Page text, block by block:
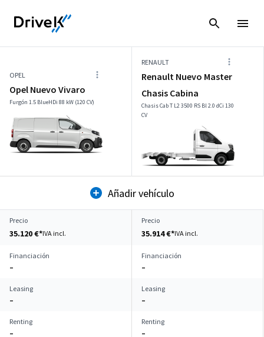
OPEL
Opel Nuevo Vivaro
Furgón 1.5 BlueHDi 88 kW (120 CV)
RENAULT
Renault Nuevo Master
Chasis Cabina
Chasis Cab T L2 3500 RS Bl 2.0 dCi 130
CV
Añadir vehículo
Precio
35.120 €*IVA incl.
Precio
35.914 €*IVA incl.
Financiación
–
Financiación
–
Leasing
–
Leasing
–
Renting
–
Renting
–